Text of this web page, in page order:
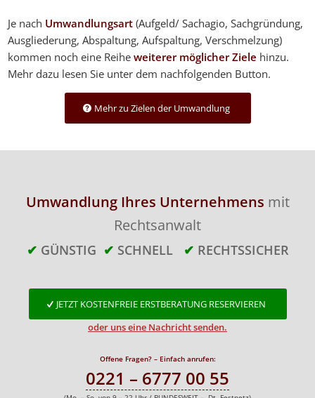
Je nach Umwandlungsart (Aufgeld/ Sachagio, Sachgründung,
Ausgliederung, Abspaltung, Aufspaltung, Verschmelzung)
kommen noch eine Reiheweiterer möglicher Ziele hinzu.
Mehr dazu lesen Sie unter dem nachfolgenden Button.
Mehr zu Zielen der Umwandlung
Umwandlung Ihres Unternehmens mit
Rechtsanwalt
✔ GÜNSTIG ✔ SCHNELL ✔ RECHTSSICHER
JETZT KOSTENFREIE ERSTBERATUNG RESERVIEREN
oder uns eine Nachricht senden.
Offene Fragen? – Einfach anrufen:
0221 – 6777 00 55